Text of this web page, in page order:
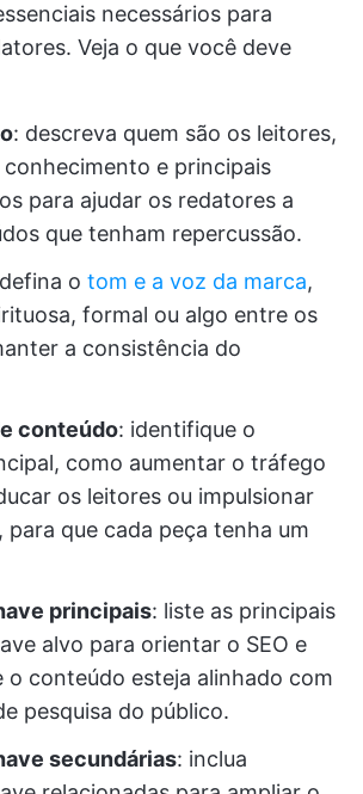
necessários para
Veja o que você deve
: descreva quem são os leitores,
conhecimento e principais
para ajudar os redatores a
que tenham repercussão.
o tom e a voz da marca,
formal ou algo entre os
a consistência do
conteúdo: identifique o
como aumentar o tráfego
os leitores ou impulsionar
para que cada peça tenha um
principais: liste as principais
alvo para orientar o SEO e
o conteúdo esteja alinhado com
pesquisa do público.
secundárias: inclua